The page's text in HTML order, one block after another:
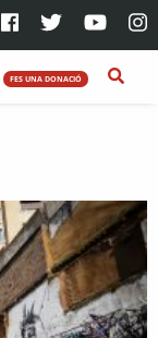
FES UNA DONACIÓ